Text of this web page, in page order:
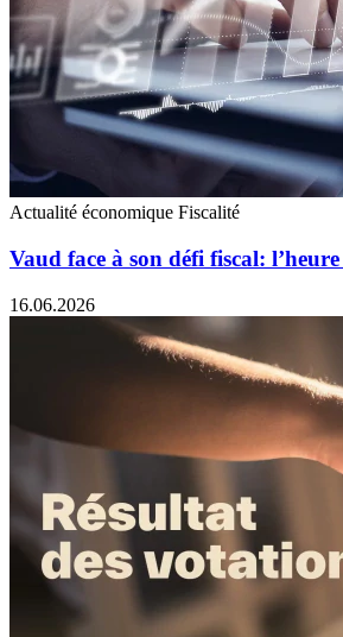
Actualité économique Fiscalité
Vaud face à son défi fiscal:
16.06.2026